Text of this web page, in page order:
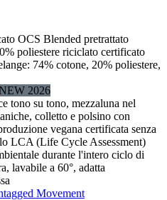
OCS Blended pretrattato
poliestere riciclato certificato
74% cotone, 20% poliestere,
2026
tono su tono, mezzaluna nel
colletto e polsino con
vegana certificata senza
LCA (Life Cycle Assessment)
durante l'intero ciclo di
lavabile a 60°, adatta
Movement